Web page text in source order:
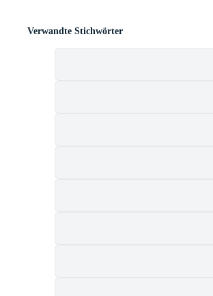
Verwandte Stichwörter